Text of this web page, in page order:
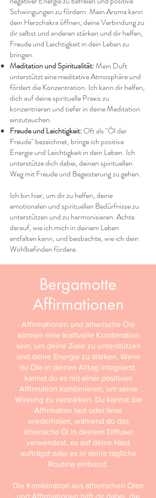
Schwingungen zu fördern. Mein Aroma kann
dein Herzchakra öffnen, deine Verbindung zu
dir selbst und anderen stärken und dir helfen,
Freude und Leichtigkeit in dein Leben zu
bringen.
Meditation und Spiritualität:Mein Duft
unterstützt eine meditative Atmosphäre und
fördert die Konzentration. Ich kann dir helfen,
dich auf deine spirituelle Praxis zu
konzentrieren und tiefer in deine Meditation
einzutauchen.
Freude und Leichtigkeit:Oft als "Öl der
Freude" bezeichnet, bringe ich positive
Energie und Leichtigkeit in dein Leben. Ich
unterstütze dich dabei, deinen spirituellen
Weg mit Freude und Begeisterung zu gehen.
Ich bin hier, um dir zu helfen, deine
emotionalen und spirituellen Bedürfnisse zu
unterstützen und zu harmonisieren. Achte
darauf, wie ich mich in deinem Leben
entfalten kann, und beobachte, wie ich dein
Wohlbefinden fördere.
Bergamotte
Affirmationen
Affirmationen und ätherische Öle
können eine kraftvolle Kombination
sein, um deine Ziele zu unterstützen
und deine Energie zu stärken. Wenn
du Öle in deinen Alltag integrierst,
kannst du es mit einer positiven
Affirmation kombinieren, um seine
Wirkung zu verstärken. Du kannst die
Affirmation laut oder leise
wiederholen, während du das
ätherische Öl in deinem Diffuser
verwendest, es auf deine Haut
aufträgst oder es in deine tägliche
Routine einbaust.
Die Kombination aus ätherischen Ölen
und Affirmationen hilft dir dabei, die